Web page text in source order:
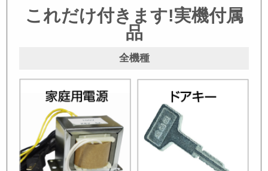
これだけ付きます!実機付属
品
全機種